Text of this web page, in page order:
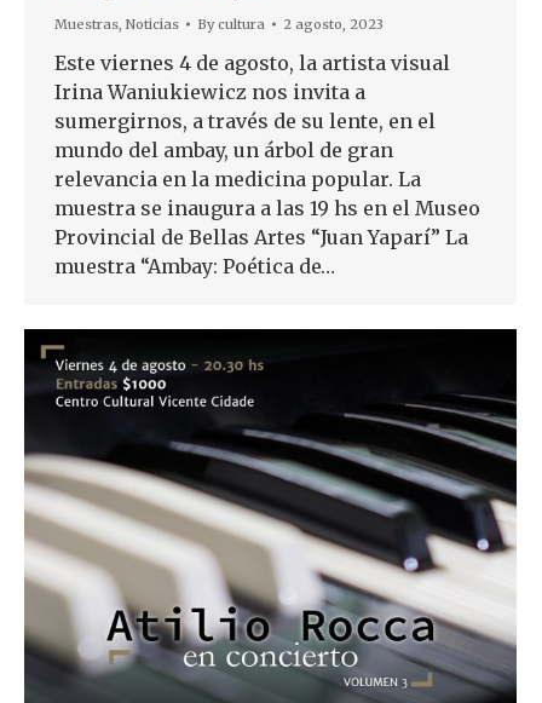
Muestras, Noticias Bycultura 2 agosto, 2023
Este viernes 4 de agosto, la artista visual
Irina Waniukiewicz nos invita a
sumergirnos, a través de su lente, en el
mundo del ambay, un árbol de gran
relevancia en la medicina popular. La
muestra se inaugura a las 19 hs en el Museo
Provincial de Bellas Artes “Juan Yaparí” La
muestra “Ambay: Poética de…